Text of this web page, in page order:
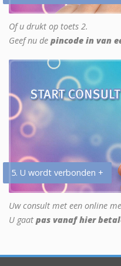
Of u drukt op toets 2.
Geef nu de pincode in van
5. U wordt verbonden +
Uw consult met een online
U gaat pas vanaf hier